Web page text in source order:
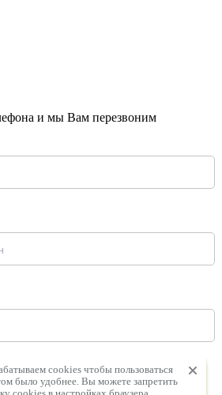
cookies чтобы пользоваться
было удобнее. Вы можете запретить
и мы Вам перезвоним
персональных данныхи
Политики конфиденциальности